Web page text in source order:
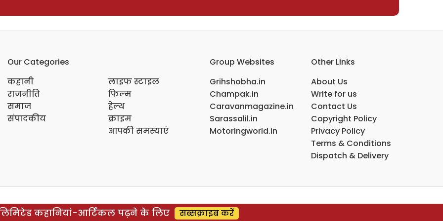
Our Categories
कहानी
राजनीति
समाज
संपादकीय
लाइफ स्टाइल
फिल्म
हेल्थ
क्राइम
आपकी समस्याएं
Group Websites
Grihshobha.in
Champak.in
Caravanmagazine.in
Sarassalil.in
Motoringworld.in
Other Links
About Us
Write for us
Contact Us
Copyright Policy
Privacy Policy
Terms & Conditions
Dispatch & Delivery
कहानियां-आर्टिकल पढ़ने के लिए सब्सक्राइब करें